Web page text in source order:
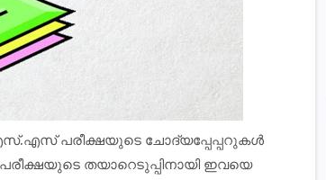
പരീക്ഷയുടെ ചോദ്യപ്പേപ്പറുകൾ
തയാറെടുപ്പിനായി ഇവയെ